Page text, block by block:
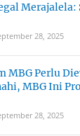
Merajalela:
28, 2025
MBG Perlu
MBG Ini
28, 2025